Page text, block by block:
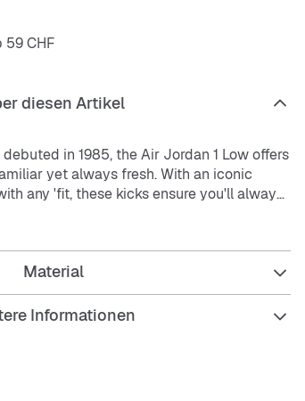
59 CHF
diesen Artikel
in 1985, the Air Jordan 1 Low offers
yet always fresh. With an iconic
any 'fit, these kicks ensure you'll always
impact for cushioning with every step.
breathability.
Material
Informationen